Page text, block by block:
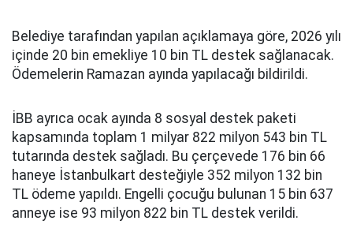
Belediye tarafından yapılan açıklamaya göre, 2026 yılı
içinde 20 bin emekliye 10 bin TL destek sağlanacak.
Ödemelerin Ramazan ayında yapılacağı bildirildi.
İBB ayrıca ocak ayında 8 sosyal destek paketi
kapsamında toplam 1 milyar 822 milyon 543 bin TL
tutarında destek sağladı. Bu çerçevede 176 bin 66
haneye İstanbulkart desteğiyle 352 milyon 132 bin
TL ödeme yapıldı. Engelli çocuğu bulunan 15 bin 637
anneye ise 93 milyon 822 bin TL destek verildi.